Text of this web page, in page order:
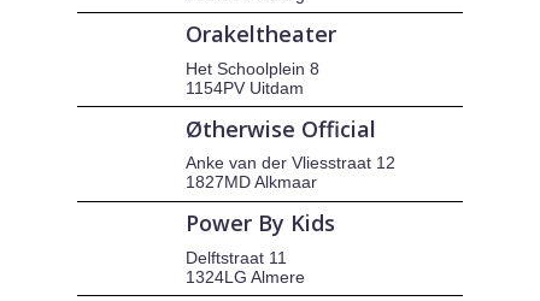
Orakeltheater
Het Schoolplein 8
1154PV Uitdam
Øtherwise Official
Anke van der Vliesstraat 12
1827MD Alkmaar
Power By Kids
Delftstraat 11
1324LG Almere